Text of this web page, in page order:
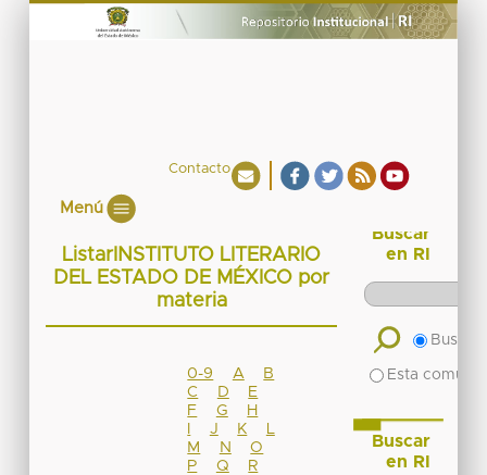
Contacto
Menú
ListarINSTITUTO LITERARIO
DEL ESTADO DE MÉXICO por
materia
0-9 A
B
C
D
E
F
G
H
J K
M
N
O
P
Q
R
Buscar
en RI
Buscar
Esta
Buscar
en RI